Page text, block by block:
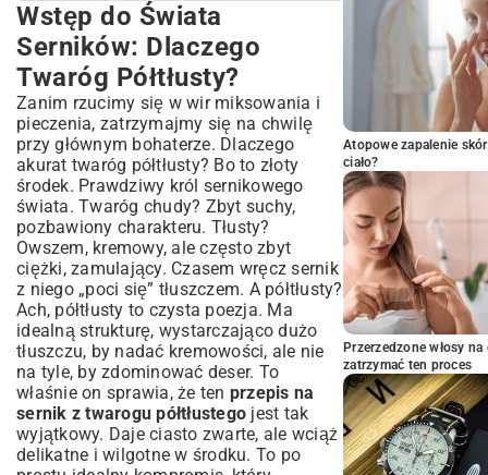
Wstęp do Świata Serników: Dlaczego
Twaróg Półtłusty?
Czym Wyróżnia się Sernik z Twarogu
Półtłustego?
Zalety Wykorzystania Twarogu Półtłustego
w Serniku
Niezbędne Składniki na Idealny Sernik
Lista Zakupów: Co Musisz Mieć w Kuchni?
Wybór Twarogu: Na Co Zwrócić Uwagę?
Pozostałe Kluczowe Komponenty
Przepis Krok po Kroku: Jak Przygotować
Sernik Marzeń?
Przygotowanie Spodu: Klasycznie czy
Nowocześnie?
Masa Twarogowa: Sekret Gładkości i
Smaku
Pieczenie Sernika: Idealna Temperatura i
Czas
Sekrety Udanych Wypieków: Porady
Mistrza Cukiernictwa
Wstęp do Świata
Serników: Dlaczego
Twaróg Półtłusty?
Zanim rzucimy się w wir miksowania i
pieczenia, zatrzymajmy się na chwilę
przy głównym bohaterze. Dlaczego
akurat twaróg półtłusty? Bo to złoty
środek. Prawdziwy król sernikowego
świata. Twaróg chudy? Zbyt suchy,
pozbawiony charakteru. Tłusty?
Owszem, kremowy, ale często zbyt
ciężki, zamulający. Czasem wręcz sernik
z niego „poci się” tłuszczem. A półtłusty?
Ach, półtłusty to czysta poezja. Ma
idealną strukturę, wystarczająco dużo
tłuszczu, by nadać kremowości, ale nie
na tyle, by zdominować deser. To
właśnie on sprawia, że ten przepis na
sernik z twarogu półtłustego jest tak
wyjątkowy. Daje ciasto zwarte, ale wciąż
delikatne i wilgotne w środku. To po
Atopowe zapalenie
ciało?
Przerzedzone włosy
zatrzymać ten proces